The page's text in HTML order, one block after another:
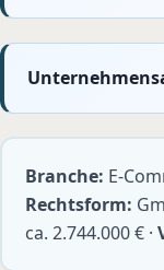
Branche: E-
Rechtsform:
ca. 2.744.000 € ·